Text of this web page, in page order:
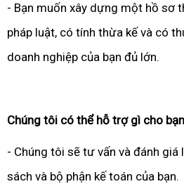
- Bạn muốn xây dựng một hồ sơ
pháp luật, có tính thừa kế và có
doanh nghiệp của bạn đủ lớn.
Chúng tôi có thể hỗ trợ gì cho
- Chúng tôi sẽ tư vấn và đánh
sách và bộ phận kế toán của bạn.